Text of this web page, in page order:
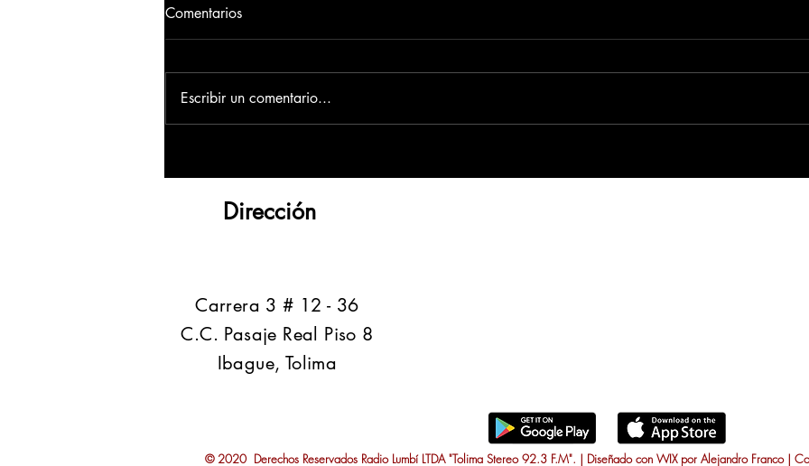
Comentarios
Escribir un comentario...
Dirección
​Carrera 3 # 12 - 36
C.C. Pasaje Real Piso 8
Ibague, Tolima
© 2020 Derechos Reservados Radio Lumbí LTDA "Tolima Stereo 92.3 F.M". | Diseñado con WIX por Alejandro Franco |